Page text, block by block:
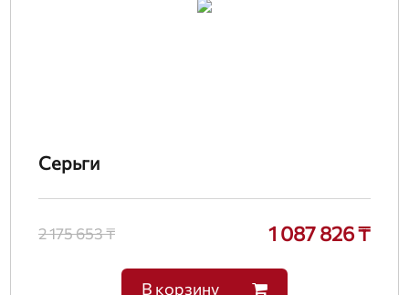
Серьги
2 175 653 ₸ 1 087 826 ₸
В корзину